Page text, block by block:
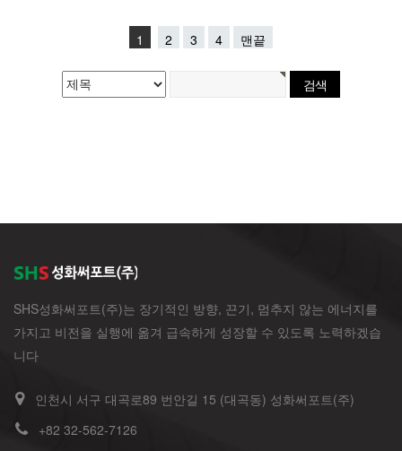
1 2 3 4 맨끝
SHS성화써포트(주)는 장기적인 방향, 끈기, 멈추지 않는 에너지를
가지고 비전을 실행에 옮겨 급속하게 성장할 수 있도록 노력하겠습
니다
인천시 서구 대곡로89 번안길 15 (대곡동) 성화써포트(주)
+82 32-562-7126